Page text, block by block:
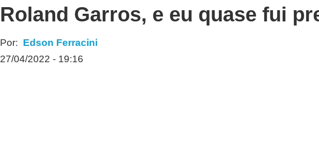
Roland Garros, e eu quase fui
Por: Edson Ferracini
27/04/2022 - 19:16